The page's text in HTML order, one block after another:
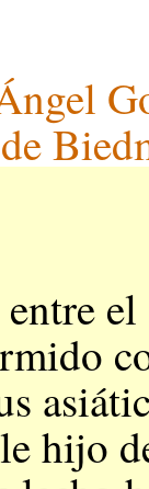
entre
hijo